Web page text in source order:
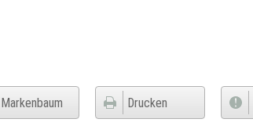
Markenbaum Drucken